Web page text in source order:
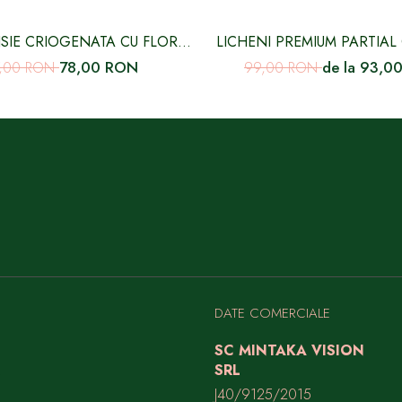
CRIOGENATA CU FLORI
MICI ALBA
RON78,00 RON
LICHENI PREMIUM PARTIAL
VERDE LEAF - 500
99,00 RONde la
DATE COMERCIALE
SC MINTAKA VISION
SRL
J40/9125/2015